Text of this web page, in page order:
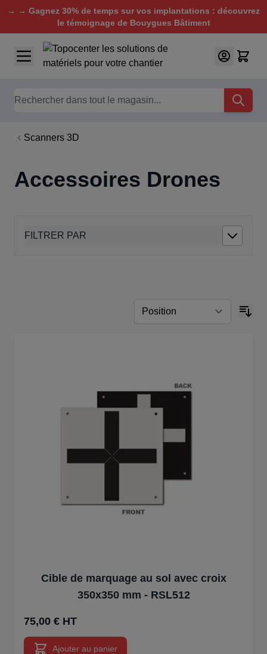
→ → Gagnez 30% de temps sur vos implantations : découvrez
le témoignage de Bouygues Bâtiment
Aller au contenu
Chercher
Scanners 3D
Accessoires Drones
FILTRER PAR
Cible de marquage au sol avec croix
350x350 mm - RSL512
75,00 € HT
Ajouter au panier